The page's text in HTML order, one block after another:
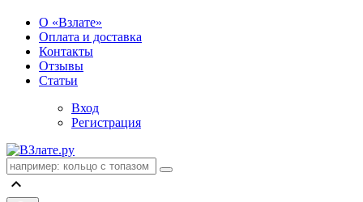
О «Взлате»
Оплата и доставка
Контакты
Отзывы
Статьи
Вход
Регистрация
keyboard_arrow_up